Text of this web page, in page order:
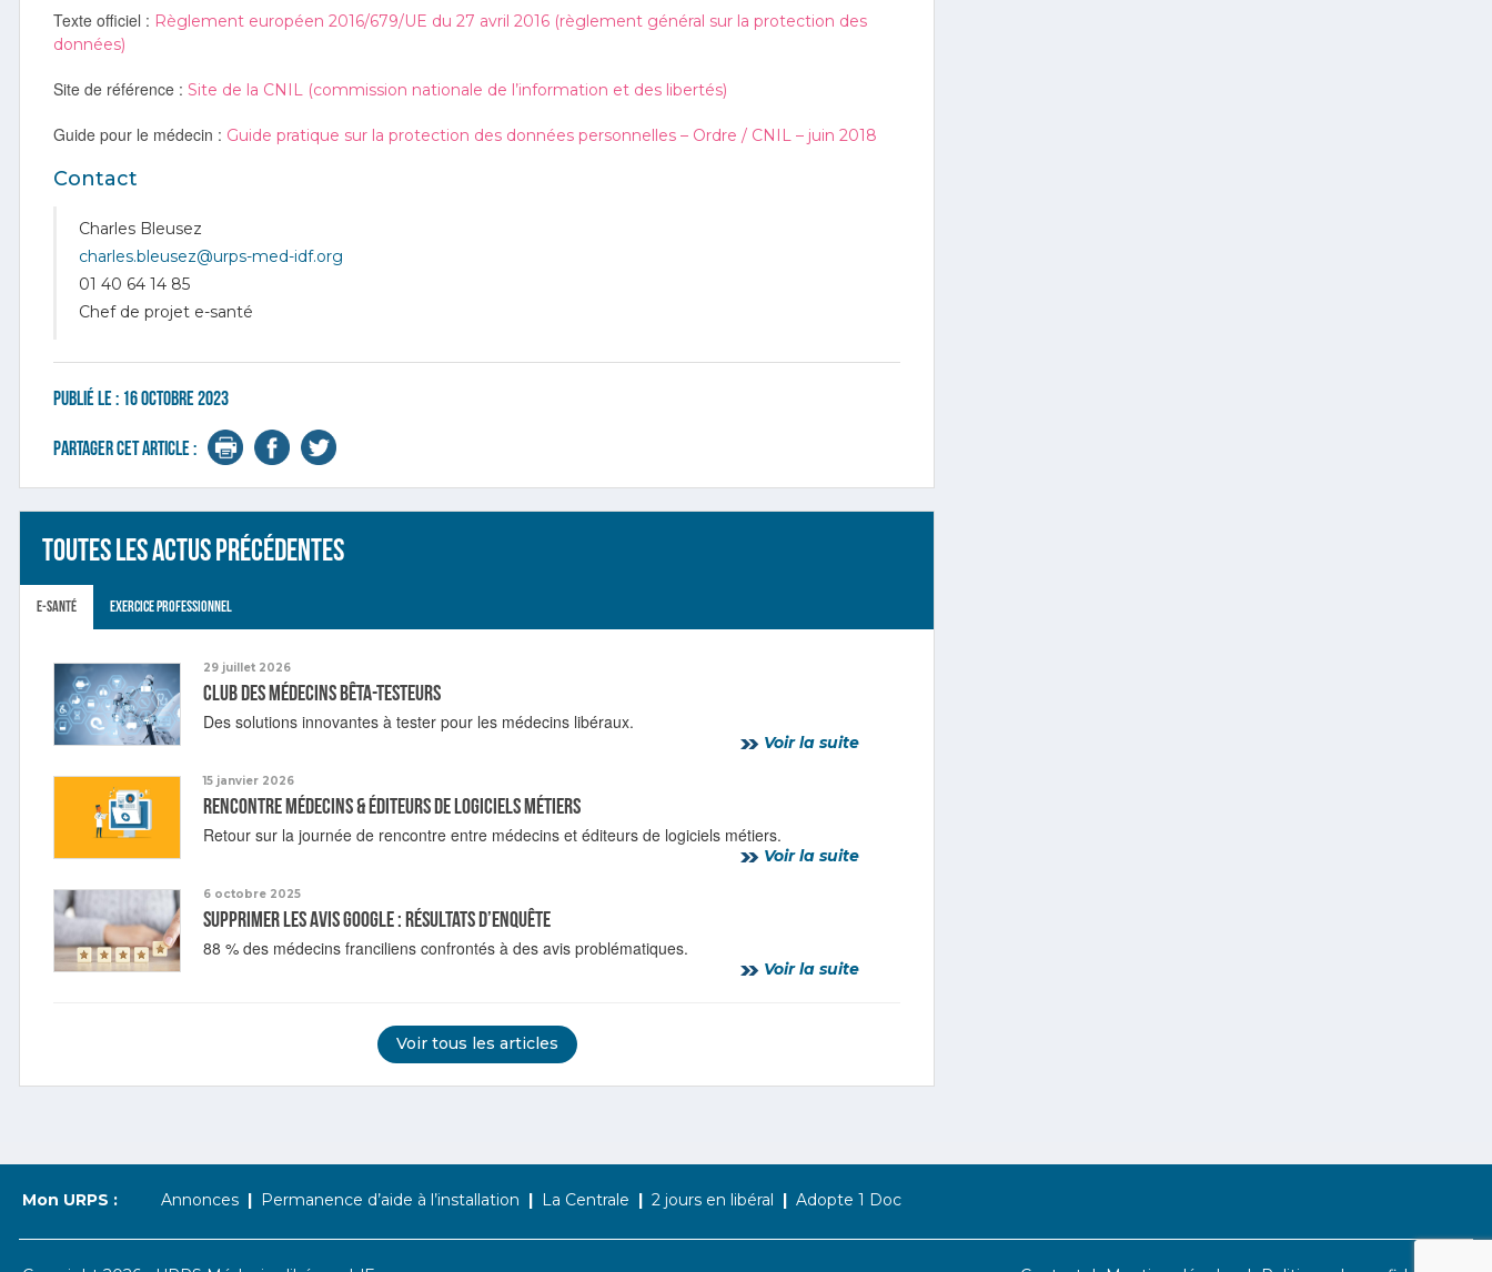
Texte officiel : Règlement européen 2016/679/UE du 27 avril 2016 (règlement général sur la protection des
données)
Site de référence : Site de la CNIL (commission nationale de l’information et des libertés)
Guide pour le médecin : Guide pratique sur la protection des données personnelles – Ordre / CNIL – juin 2018
Contact
Charles Bleusez
charles.bleusez@urps-med-idf.org
01 40 64 14 85
Chef de projet e-santé
Publié le : 16 octobre 2023
Partager cet article :
Toutes les actus précédentes
E-santé Exercice professionnel
29 juillet 2026
Club des médecins bêta-testeurs
Des solutions innovantes à tester pour les médecins libéraux.
Voir la suite
15 janvier 2026
Rencontre médecins & éditeurs de logiciels métiers
Retour sur la journée de rencontre entre médecins et éditeurs de logiciels métiers.
Voir la suite
6 octobre 2025
Supprimer les avis Google : résultats d’enquête
88 % des médecins franciliens confrontés à des avis problématiques.
Voir la suite
Voir tous les articles
Mon URPS : Annonces Permanence d’aide à l’installation La Centrale 2 jours en libéral Adopte 1 Doc